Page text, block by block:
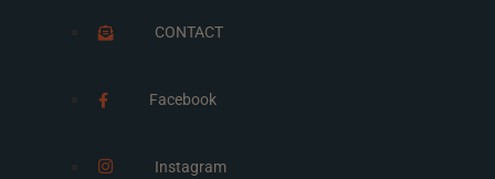
CONTACT
Facebook
Instagram